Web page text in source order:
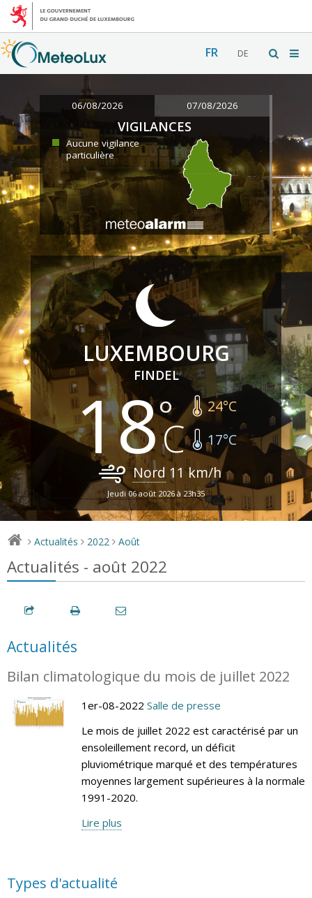
FR DE
06/08/2026 07/08/2026
VIGILANCES
Aucune vigilance
particulière
LUXEMBOURG
FINDEL
18 24°C
17°C
Nord 11km/h
Jeudi 06 août 2026 à 23h35
> Actualités > 2022 > Août
Actualités - août 2022
Actualités
Bilan climatologique du mois de juillet 2022
1er-08-2022 Salle de presse
Le mois de juillet 2022 est caractérisé par un
ensoleillement record, un déficit
pluviométrique marqué et des températures
moyennes largement supérieures à la normale
1991-2020.
Lire plus
Types d'actualité